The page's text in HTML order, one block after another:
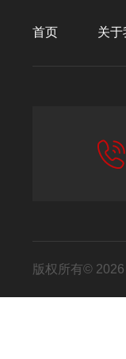
首页 关于
版权所有©